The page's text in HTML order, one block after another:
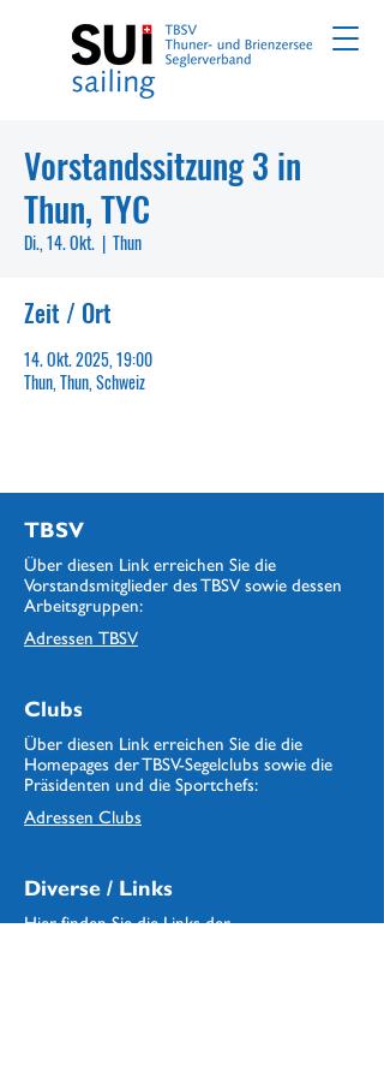
Vorstandssitzung 3 in
Thun, TYC
Di., 14. Okt.
  |
Thun
Zeit / Ort
14. Okt. 2025, 19:00
Thun, Thun, Schweiz
TBSV
Über diesen Link erreichen Sie die
Vorstandsmitglieder des TBSV sowie dessen
Arbeitsgruppen:
Adressen TBSV
Clubs
Über diesen Link erreichen Sie die die
Homepages der TBSV-Segelclubs sowie die
Präsidenten und die Sportchefs:
Adressen Clubs
Diverse / Links
Hier finden Sie die Links der